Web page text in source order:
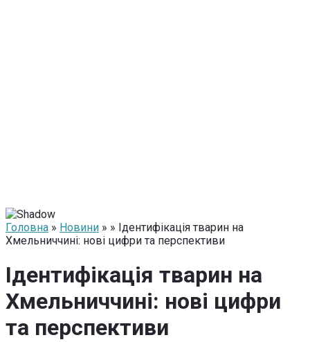
Головна » Новини » » Ідентифікація тварин на
Хмельниччині: нові цифри та перспективи
Ідентифікація тварин на
Хмельниччині: нові цифри
та перспективи